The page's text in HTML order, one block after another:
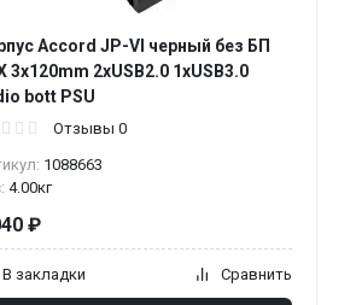
Accord JP-VI черный без БП
3x120mm 2xUSB2.0 1xUSB3.0
bott PSU
Отзывы 0
1088663
4.00кг
₽
В закладки Сравнить